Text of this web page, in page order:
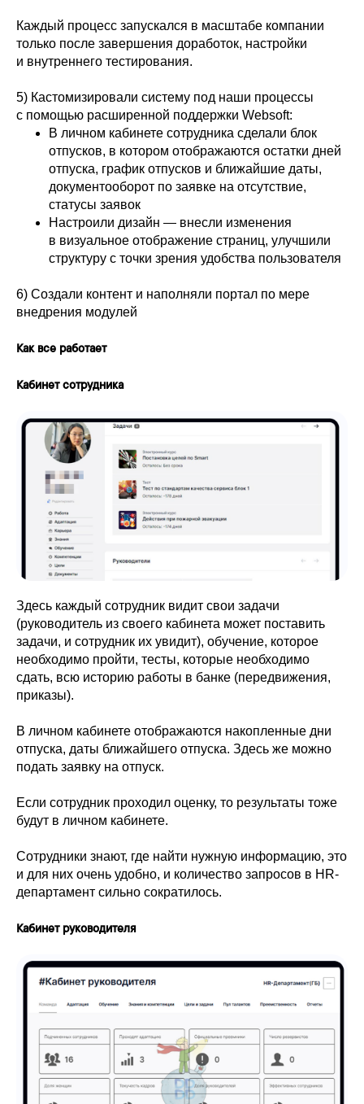
Каждый процесс запускался в масштабе компании
только после завершения доработок, настройки
и внутреннего тестирования.
5) Кастомизировали систему под наши процессы
с помощью расширенной поддержки Websoft:
В личном кабинете сотрудника сделали блок
отпусков, в котором отображаются остатки дней
отпуска, график отпусков и ближайшие даты,
документооборот по заявке на отсутствие,
статусы заявок
Настроили дизайн — внесли изменения
в визуальное отображение страниц, улучшили
структуру с точки зрения удобства пользователя
6) Создали контент и наполняли портал по мере
внедрения модулей
Как все работает
Кабинет сотрудника
Здесь каждый сотрудник видит свои задачи
(руководитель из своего кабинета может поставить
задачи, и сотрудник их увидит), обучение, которое
необходимо пройти, тесты, которые необходимо
сдать, всю историю работы в банке (передвижения,
приказы).
В личном кабинете отображаются накопленные дни
отпуска, даты ближайшего отпуска. Здесь же можно
подать заявку на отпуск.
Если сотрудник проходил оценку, то результаты тоже
будут в личном кабинете.
Сотрудники знают, где найти нужную информацию, это
и для них очень удобно, и количество запросов в HR-
департамент сильно сократилось.
Кабинет руководителя